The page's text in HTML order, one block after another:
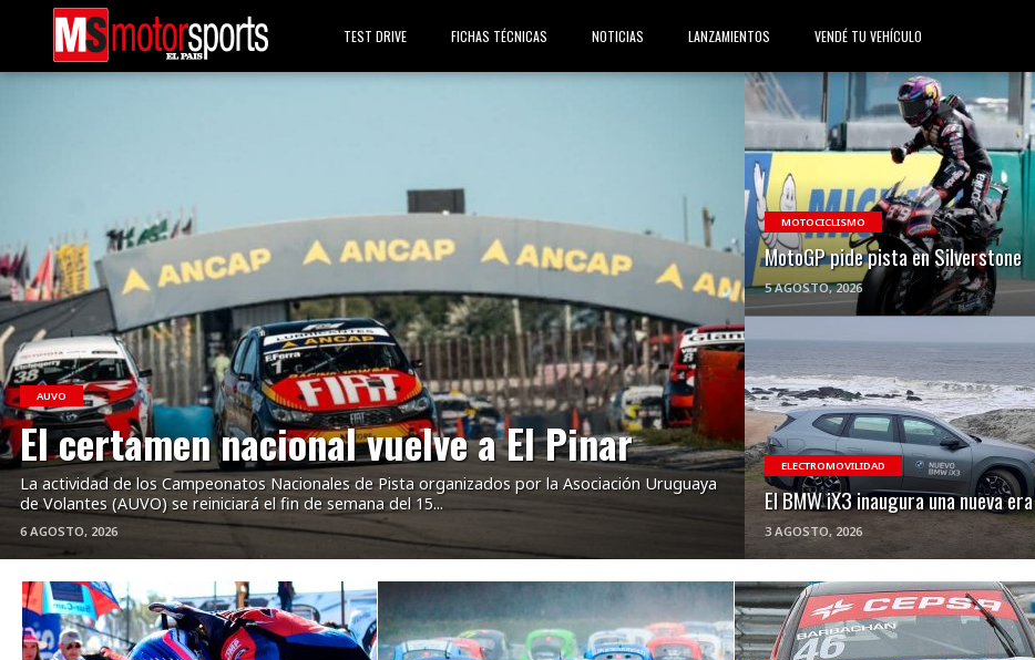
TEST DRIVE FICHAS TÉCNICAS NOTICIAS LANZAMIENTOS VENDÉ TU VEHÍCULO
AUVO
El certamen nacional vuelve a El Pinar
La actividad de los Campeonatos Nacionales de Pista organizados por la Asociación Uruguaya
de Volantes (AUVO) se reiniciará el fin de semana del 15...
6 AGOSTO, 2026
VER NOTA
MOTOCICLISMO
MotoGP pide pista en Silverstone
5 AGOSTO, 2026
VER NOTA
ELECTROMOVILIDAD
El BMW iX3 inaugura una nueva era
3 AGOSTO, 2026
VER NOTA